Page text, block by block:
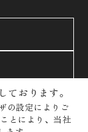
ー
おります。
の設定によりご
とにより、当社